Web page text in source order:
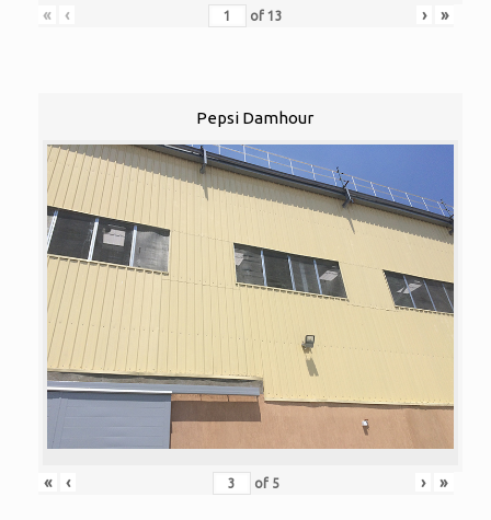
« ‹ of 13 › »
Pepsi Damhour
« ‹ of 5 › »